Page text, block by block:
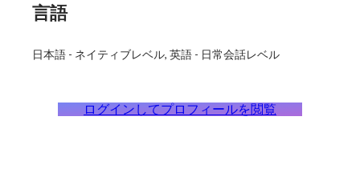
言語
日本語 - ネイティブレベル 英語 - 日常会話レベル
ログインしてプロフィールを閲覧